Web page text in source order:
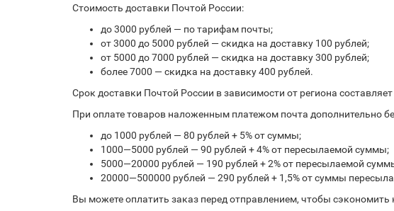
Стоимость доставки Почтой России:
до 3000 рублей — по тарифам почты;
от 3000 до 5000 рублей — скидка на доставку 100 рублей;
от 5000 до 7000 рублей — скидка на доставку 300 рублей;
более 7000 — скидка на доставку 400 рублей.
Срок доставки Почтой России в зависимости от региона
При оплате товаров наложенным платежом почта дополнительно
до 1000 рублей — 80 рублей + 5% от суммы;
1000—5000 рублей — 90 рублей + 4% от пересылаемой суммы;
5000—20000 рублей — 190 рублей + 2% от пересылаемой
20000—500000 рублей — 290 рублей + 1,5% от суммы
Вы можете оплатить заказ перед отправлением, чтобы